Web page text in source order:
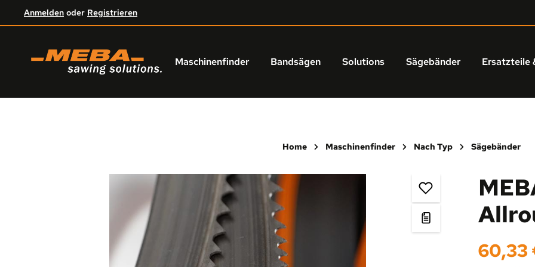
Hauptinhalt springen
Zur Hauptnavigation springen
Anmelden oder Registrieren
Maschinenfinder Bandsägen Solutions Sägebänder Ersatzteile
Home Maschinenfinder Nach Typ Sägebänder
Regulärer
60,33